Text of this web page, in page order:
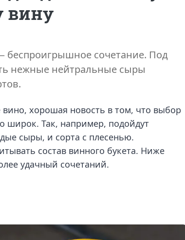
вину
беспроигрышное сочетание. Под
нежные нейтральные сыры
хорошая новость в том, что выбор
широк. Так, например, подойдут
сыры, и сорта с плесенью.
состав винного букета. Ниже
удачный сочетаний.